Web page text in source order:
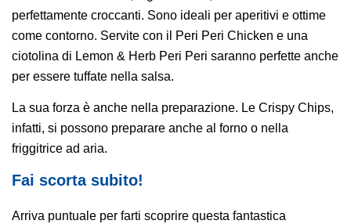
perfettamente croccanti. Sono ideali per aperitivi e ottime
come contorno. Servite con il Peri Peri Chicken e una
ciotolina di Lemon & Herb Peri Peri saranno perfette anche
per essere tuffate nella salsa.
La sua forza è anche nella preparazione. Le Crispy Chips,
infatti, si possono preparare anche al forno o nella
friggitrice ad aria.
Fai scorta subito!
Arriva puntuale per farti scoprire questa fantastica